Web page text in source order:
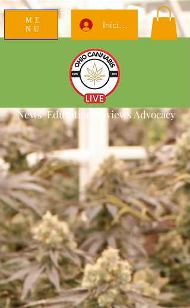
ME
NU
Iniciar sesión
News Education Reviews Advocacy